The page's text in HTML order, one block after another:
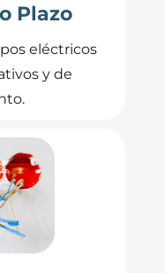
Plazo
eléctricos
y de